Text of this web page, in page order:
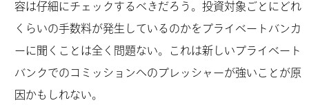
容は仔細にチェックするべきだろう。投資対象ごとにどれ
くらいの手数料が発生しているのかをプライベートバンカ
ーに聞くことは全く問題ない。これは新しいプライベート
バンクでのコミッションへのプレッシャーが強いことが原
因かもしれない。